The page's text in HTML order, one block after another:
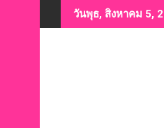
to
วันพุธ, สิงหาคม 5,